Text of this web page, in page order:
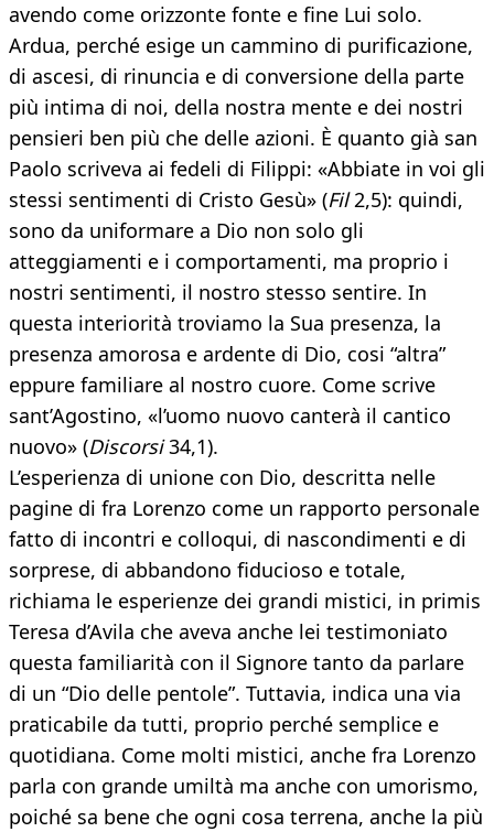
avendo come orizzonte fonte e fine Lui solo.
Ardua, perché esige un cammino di purificazione,
di ascesi, di rinuncia e di conversione della parte
più intima di noi, della nostra mente e dei nostri
pensieri ben più che delle azioni. È quanto già san
Paolo scriveva ai fedeli di Filippi: «Abbiate in voi gli
stessi sentimenti di Cristo Gesù» (Fil2,5): quindi,
sono da uniformare a Dio non solo gli
atteggiamenti e i comportamenti, ma proprio i
nostri sentimenti, il nostro stesso sentire. In
questa interiorità troviamo la Sua presenza, la
presenza amorosa e ardente di Dio, cosi “altra”
eppure familiare al nostro cuore. Come scrive
sant’Agostino, «l’uomo nuovo canterà il cantico
nuovo» (Discorsi34,1).
L’esperienza di unione con Dio, descritta nelle
pagine di fra Lorenzo come un rapporto personale
fatto di incontri e colloqui, di nascondimenti e di
sorprese, di abbandono fiducioso e totale,
richiama le esperienze dei grandi mistici, in primis
Teresa d’Avila che aveva anche lei testimoniato
questa familiarità con il Signore tanto da parlare
di un “Dio delle pentole”. Tuttavia, indica una via
praticabile da tutti, proprio perché semplice e
quotidiana. Come molti mistici, anche fra Lorenzo
parla con grande umiltà ma anche con umorismo,
poiché sa bene che ogni cosa terrena, anche la più